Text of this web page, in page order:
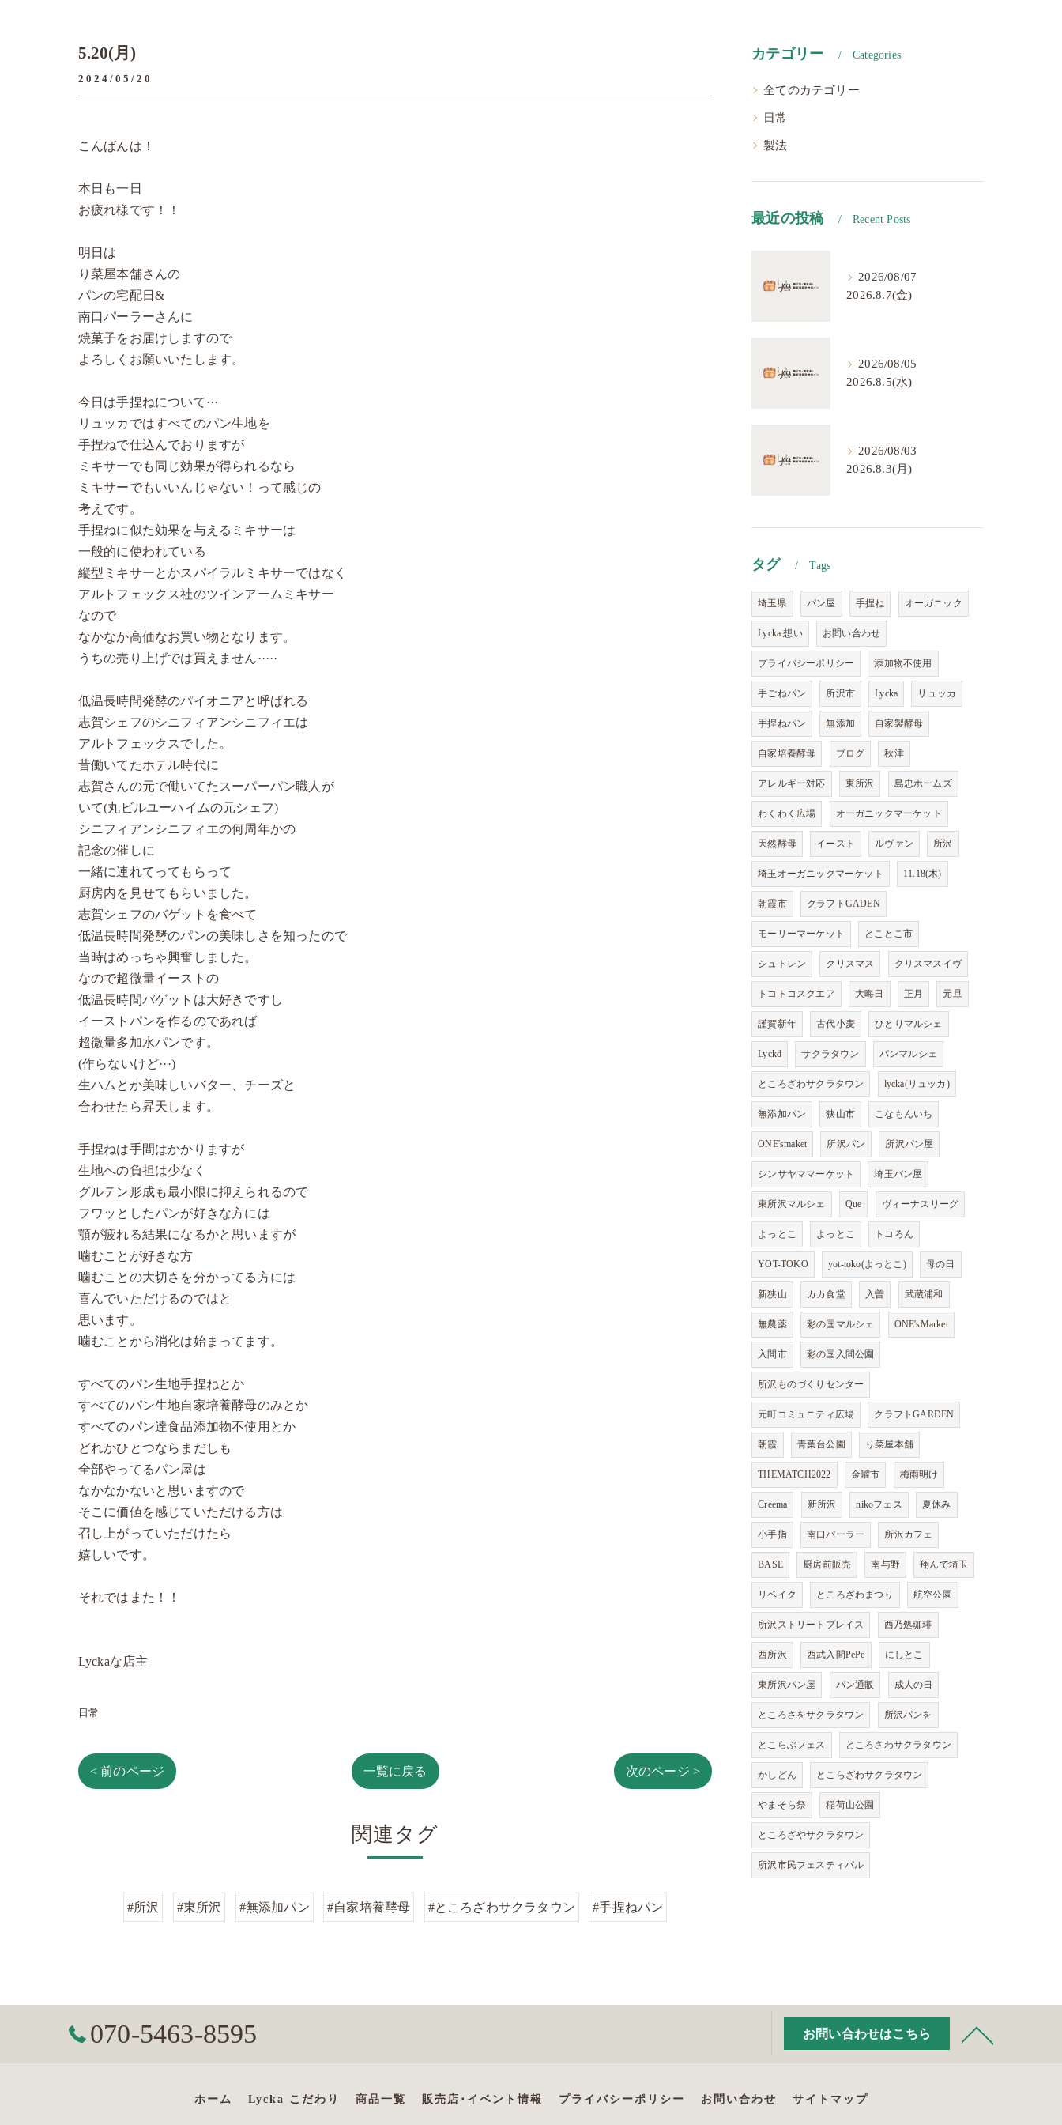
5.20(月)
2024/05/20
こんばんは！
本日も一日
お疲れ様です！！
明日は
り菜屋本舗さんの
パンの宅配日&
南口パーラーさんに
焼菓子をお届けしますので
よろしくお願いいたします。
今日は手捏ねについて···
リュッカではすべてのパン生地を
手捏ねで仕込んでおりますが
ミキサーでも同じ効果が得られるなら
ミキサーでもいいんじゃない！って感じの
考えです。
手捏ねに似た効果を与えるミキサーは
一般的に使われている
縦型ミキサーとかスパイラルミキサーではなく
アルトフェックス社のツインアームミキサー
なので
なかなか高価なお買い物となります。
うちの売り上げでは買えません·····
低温長時間発酵のパイオニアと呼ばれる
志賀シェフのシニフィアンシニフィエは
アルトフェックスでした。
昔働いてたホテル時代に
志賀さんの元で働いてたスーパーパン職人が
いて(丸ビルユーハイムの元シェフ)
シニフィアンシニフィエの何周年かの
記念の催しに
一緒に連れてってもらって
厨房内を見せてもらいました。
志賀シェフのバゲットを食べて
低温長時間発酵のパンの美味しさを知ったので
当時はめっちゃ興奮しました。
なので超微量イーストの
低温長時間バゲットは大好きですし
イーストパンを作るのであれば
超微量多加水パンです。
(作らないけど···)
生ハムとか美味しいバター、チーズと
合わせたら昇天します。
手捏ねは手間はかかりますが
生地への負担は少なく
グルテン形成も最小限に抑えられるので
フワッとしたパンが好きな方には
顎が疲れる結果になるかと思いますが
噛むことが好きな方
噛むことの大切さを分かってる方には
喜んでいただけるのではと
思います。
噛むことから消化は始まってます。
すべてのパン生地手捏ねとか
すべてのパン生地自家培養酵母のみとか
すべてのパン達食品添加物不使用とか
どれかひとつならまだしも
全部やってるパン屋は
なかなかないと思いますので
そこに価値を感じていただける方は
召し上がっていただけたら
嬉しいです。
それではまた！！
Lyckaな店主
日常
< 前のページ 一覧に戻る 次のページ >
関連タグ
#所沢 #東所沢 #無添加パン #自家培養酵母 #ところざわサクラタウン #手捏ねパン
カテゴリー Categories
全てのカテゴリー
日常
製法
最近の投稿 Recent Posts
2026/08/07
2026.8.7(金)
2026/08/05
2026.8.5(水)
2026/08/03
2026.8.3(月)
タグ Tags
埼玉県 パン屋 手捏ね オーガニック
Lycka 想い お問い合わせ
プライバシーポリシー 添加物不使用
手ごねパン 所沢市 Lycka リュッカ
手捏ねパン 無添加 自家製酵母
自家培養酵母 ブログ 秋津
アレルギー対応 東所沢 島忠ホームズ
わくわく広場 オーガニックマーケット
天然酵母 イースト ルヴァン 所沢
埼玉オーガニックマーケット 11.18(木)
朝霞市 クラフトGADEN
モーリーマーケット とことこ市
シュトレン クリスマス クリスマスイヴ
トコトコスクエア 大晦日 正月 元旦
謹賀新年 古代小麦 ひとりマルシェ
Lyckd サクラタウン パンマルシェ
ところざわサクラタウン lycka(リュッカ)
無添加パン 狭山市 こなもんいち
ONE'smaket 所沢パン 所沢パン屋
シンサヤママーケット 埼玉パン屋
東所沢マルシェ Que ヴィーナスリーグ
よっとこ よっとこ トコろん
YOT-TOKO yot-toko(よっとこ) 母の日
新狭山 カカ食堂 入曽 武蔵浦和
無農薬 彩の国マルシェ ONE'sMarket
入間市 彩の国入間公園
所沢ものづくりセンター
元町コミュニティ広場 クラフトGARDEN
朝霞 青葉台公園 り菜屋本舗
THEMATCH2022 金曜市 梅雨明け
Creema 新所沢 nikoフェス 夏休み
小手指 南口パーラー 所沢カフェ
BASE 厨房前販売 南与野 翔んで埼玉
リベイク ところざわまつり 航空公園
所沢ストリートプレイス 西乃処珈琲
西所沢 西武入間PePe にしとこ
東所沢パン屋 パン通販 成人の日
ところさをサクラタウン 所沢パンを
とこらぶフェス ところさわサクラタウン
かしどん とこらざわサクラタウン
やまそら祭 稲荷山公園
ところざやサクラタウン
所沢市民フェスティバル
070-5463-8595 お問い合わせはこちら
ホーム Lycka こだわり 商品一覧 販売店･イベント情報 プライバシーポリシー お問い合わせ サイトマップ